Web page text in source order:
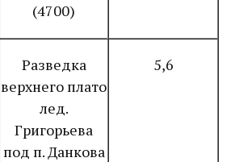
(4700)
Разведка
верхнего плато
лед.
Григорьева
под п. Данкова
5,6